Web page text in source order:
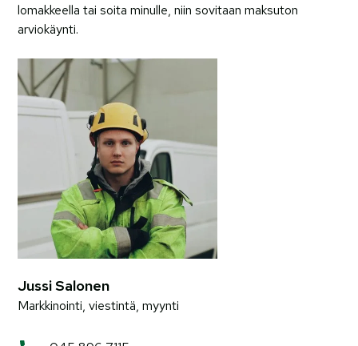
lomakkeella tai soita minulle, niin sovitaan maksuton
arviokäynti.
Jussi Salonen
Markkinointi, viestintä, myynti